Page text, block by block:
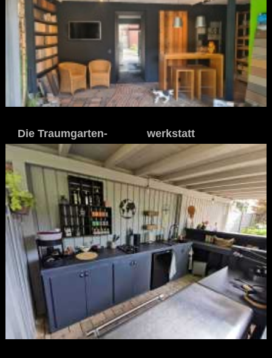
Die Traumgarten- werkstatt